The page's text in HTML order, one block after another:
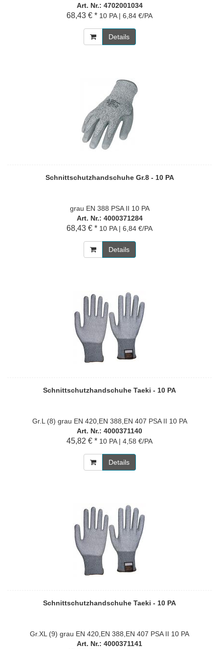
Art. Nr.: 4702001034
68,43 € * 10 PA | 6,84 €/PA
Details
Schnittschutzhandschuhe Gr.8 - 10 PA
grau EN 388 PSA II 10 PA
Art. Nr.: 4000371284
68,43 € * 10 PA | 6,84 €/PA
Details
Schnittschutzhandschuhe Taeki - 10 PA
Gr.L (8) grau EN 420,EN 388,EN 407 PSA II 10 PA
Art. Nr.: 4000371140
45,82 € * 10 PA | 4,58 €/PA
Details
Schnittschutzhandschuhe Taeki - 10 PA
Gr.XL (9) grau EN 420,EN 388,EN 407 PSA II 10 PA
Art. Nr.: 4000371141